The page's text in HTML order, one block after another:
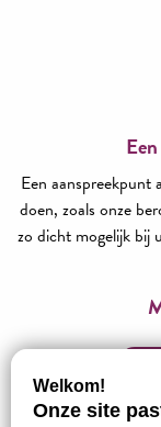
Een aanspreekpunt
doen, zoals onze
zo dicht mogelijk bij